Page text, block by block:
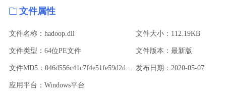
文件属性
文件名称：hadoop.dll 文件大小：112.19KB
文件类型：64位PE文件 文件版本：最新版
文件MD5：046d556c41c7f4e51fe59d2dcfaf17a7 发布日期：2020-05-07
应用平台：Windows平台